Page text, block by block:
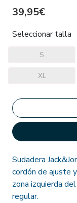
39,95€
Seleccionar talla
S
XL
Sudadera
cordón de ajuste
zona izquierda
regular.